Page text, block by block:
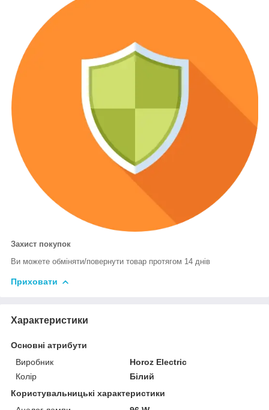
Захист покупок
Ви можете обміняти/повернути товар протягом 14 днів
Приховати
Характеристики
Основні атрибути
Виробник
Horoz Electric
Колір
Білий
Користувальницькі характеристики